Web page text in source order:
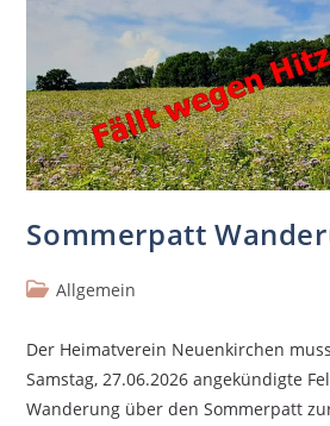
Sommerpatt
Allgemein
Der Heimatverein Neuenkirchen
Samstag, 27.06.2026 angekündigte
Wanderung über den Sommerpatt